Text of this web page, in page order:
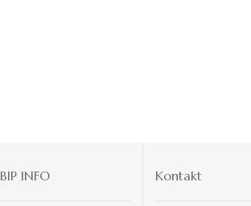
BIP INFO Kontakt